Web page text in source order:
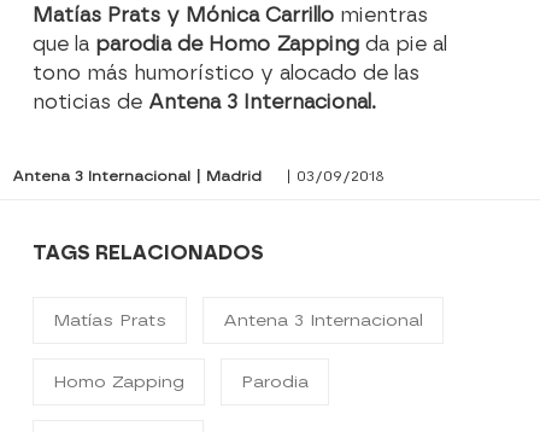
Matías Prats y Mónica Carrillo mientras
que la parodia de Homo Zapping da pie al
tono más humorístico y alocado de las
noticias de Antena 3 Internacional.
Antena 3 Internacional | Madrid | 03/09/2018
TAGS RELACIONADOS
Matías Prats Antena 3 Internacional
Homo Zapping Parodia